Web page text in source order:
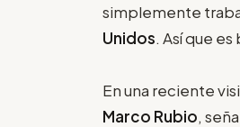
simplemente
Unidos. Así que
En una reciente
Marco Rubio,